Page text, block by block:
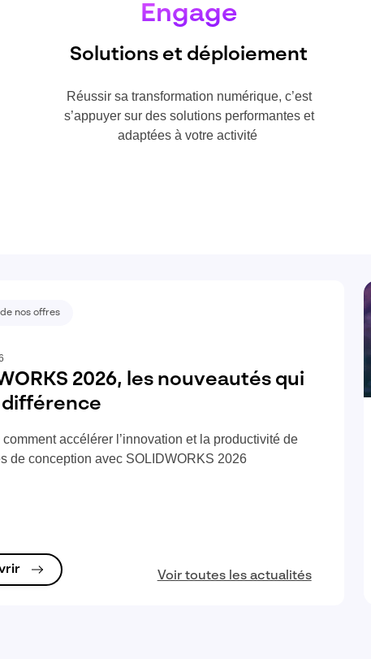
Engage
Solutions et déploiement
Réussir sa transformation numérique, c’est
s’appuyer sur des solutions performantes et
adaptées à votre activité ​
nos offres
2026, les nouveautés qui
comment accélérer l’innovation et la productivité de
de conception avec SOLIDWORKS 2026
Voir toutes les actualités